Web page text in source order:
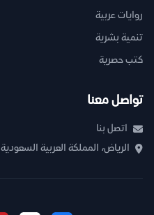
روايات عربية
تنمية بشرية
كتب حصرية
تواصل معنا
اتصل بنا
الرياض، المملكة العربية السعودية